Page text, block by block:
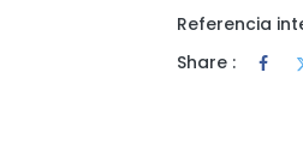
Referencia
Share :